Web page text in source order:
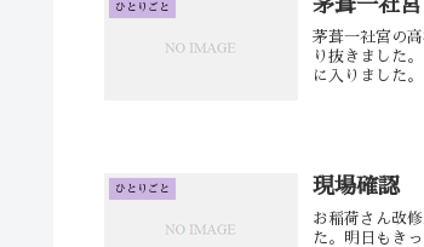
ひとりごと 茅葺一社
茅葺一社宮の
り抜きました
に入りました
ひとりごと 現場確認
お稲荷さん改
た。明日もき